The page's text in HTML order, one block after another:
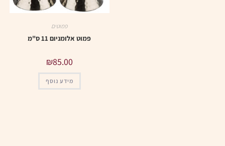
פמוטים
פמוט אלומניום 11 ס"מ
₪85.00
מידע נוסף